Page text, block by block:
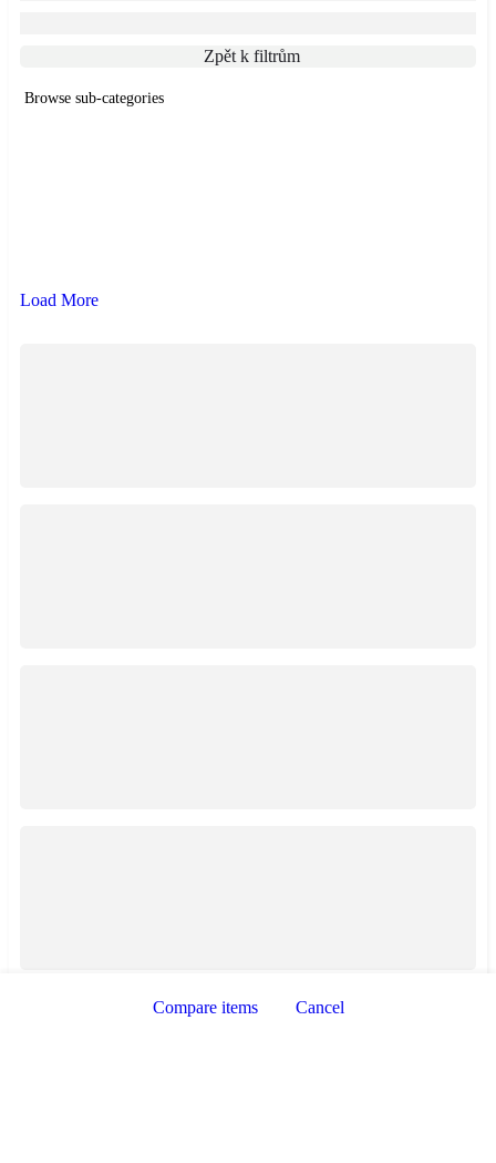
Zpět k filtrům
Browse sub-categories
Load More
Compare items Cancel